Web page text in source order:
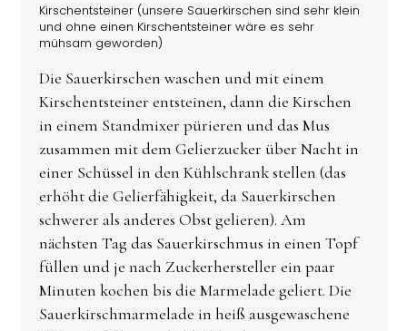
Kirschentsteiner (unsere Sauerkirschen sind sehr klein
und ohne einen Kirschentsteiner wäre es sehr
mühsam geworden)
Die Sauerkirschen waschen und mit einem
Kirschentsteiner entsteinen, dann die Kirschen
in einem Standmixer pürieren und das Mus
zusammen mit dem Gelierzucker über Nacht in
einer Schüssel in den Kühlschrank stellen (das
erhöht die Gelierfähigkeit, da Sauerkirschen
schwerer als anderes Obst gelieren). Am
nächsten Tag das Sauerkirschmus in einen Topf
füllen und je nach Zuckerhersteller ein paar
Minuten kochen bis die Marmelade geliert. Die
Sauerkirschmarmelade in heiß ausgewaschene